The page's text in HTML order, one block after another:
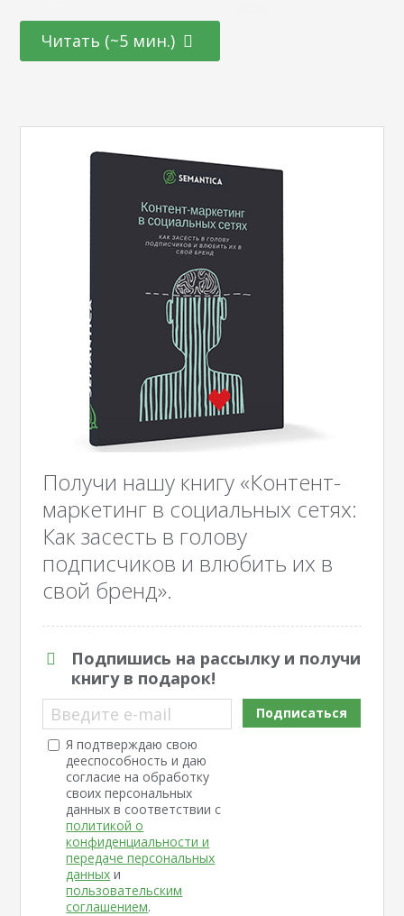
количество загрузок вашего мобильного приложения?
Профайл мобильного приложения не появляется в
Читать (~5 мин.)
Получи нашу книгу «Контент-
маркетинг в социальных сетях:
Как засесть в голову
подписчиков и влюбить их в
свой бренд».
Подпишись на рассылку и получи
книгу в подарок!
Введите e-mail
Я подтверждаю свою
дееспособность и даю
согласие на обработку
своих персональных
данных в соответствии с
политикой о
конфиденциальности и
передаче персональных
данных и
пользовательским
соглашением.
Подписаться